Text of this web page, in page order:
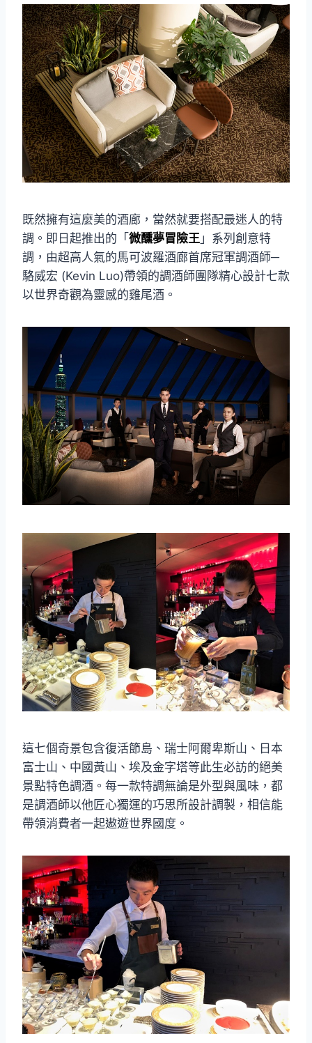
既然擁有這麼美的酒廊，當然就要搭配最迷人的特
調。即日起推出的「微醺夢冒險王 」系列創意特
調，由超高人氣的馬可波羅酒廊首席冠軍調酒師─
駱威宏 (Kevin Luo)帶領的調酒師團隊精心設計七款
以世界奇觀為靈感的雞尾酒。
這七個奇景包含復活節島、瑞士阿爾卑斯山、日本
富士山、中國黃山、埃及金字塔等此生必訪的絕美
景點特色調酒。每一款特調無論是外型與風味，都
是調酒師以他匠心獨運的巧思所設計調製，相信能
帶領消費者一起遨遊世界國度。